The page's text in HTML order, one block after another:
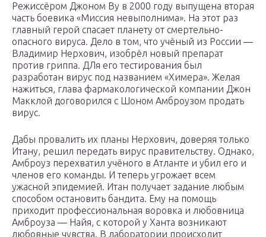
Режиссёром Джоном Ву в 2000 году выпущена вторая
часть боевика «Миссия невыполнима». На этот раз
главный герой спасает планету от смертельно-
опасного вируса. Дело в том, что учёный из России —
Владимир Нерхович, изобрёл новый препарат
против гриппа. ДЛя его тестирования был
разработан вирус под названием «Химера». Желая
нажиться, глава фармакологической компании Джон
Макклой договорился с Шоном Амброузом продать
вирус.
Дабы провалить их планы Нерхович, доверяя только
Итану, решил передать вирус правительству. Однако,
Амброуз перехватил учёного в Атланте и убил его и
членов его команды. И теперь угрожает всем
ужасной эпидемией. Итан получает задание любым
способом остановить бандита. Ему на помощь
приходит профессиональная воровка и любовница
Амброуза — Найя, с которой у Ханта возникают
любовные чувства. В лаборатории происходит